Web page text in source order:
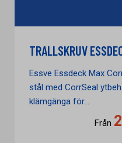
TRALLSKRUV
Essve Essdeck Max
stål med CorrSeal
klämgänga för...
Från